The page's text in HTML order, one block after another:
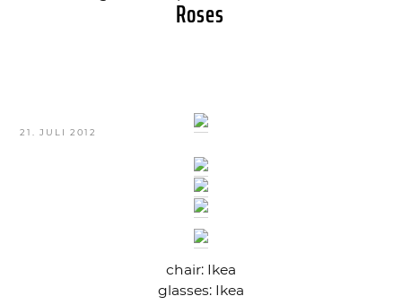
VERÖFFENTLICHT
21. JULI 2012
Roses
chair: Ikea
glasses: Ikea